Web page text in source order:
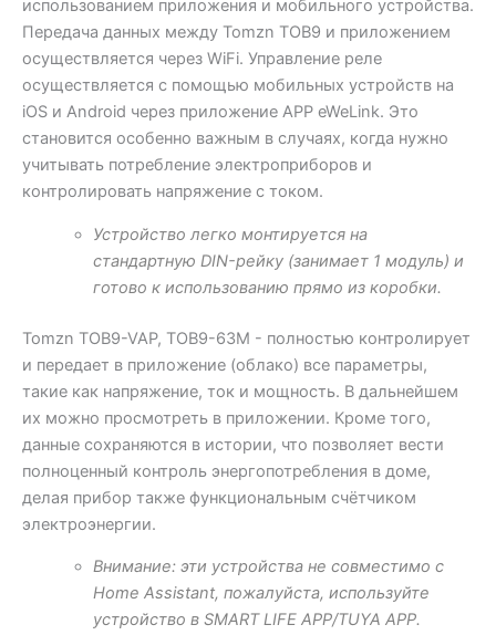
использованием приложения и мобильного устройства.
Передача данных между Tomzn TOB9 и приложением
осуществляется через WiFi. Управление реле
осуществляется с помощью мобильных устройств на
iOS и Android через приложение APP eWeLink. Это
становится особенно важным в случаях, когда нужно
учитывать потребление электроприборов и
контролировать напряжение с током.
Устройство легко монтируется на
стандартную DIN-рейку (занимает 1 модуль) и
готово к использованию прямо из коробки.
Tomzn TOB9-VAP, TOB9-63M - полностью контролирует
и передает в приложение (облако) все параметры,
такие как напряжение, ток и мощность. В дальнейшем
их можно просмотреть в приложении. Кроме того,
данные сохраняются в истории, что позволяет вести
полноценный контроль энергопотребления в доме,
делая прибор также функциональным счётчиком
электроэнергии.
Внимание: эти устройства не совместимо с
Home Assistant, пожалуйста, используйте
устройство в SMART LIFE APP/TUYA APP.